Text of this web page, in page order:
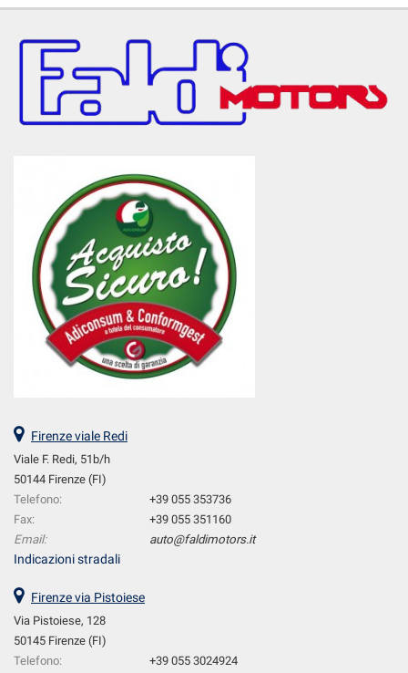
Firenze viale Redi
Viale F. Redi, 51b/h
50144 Firenze (FI)
Telefono:
+39 055 353736
Fax:
+39 055 351160
Email:
auto@faldimotors.it
Indicazioni stradali
Firenze via Pistoiese
Via Pistoiese, 128
50145 Firenze (FI)
Telefono:
+39 055 3024924